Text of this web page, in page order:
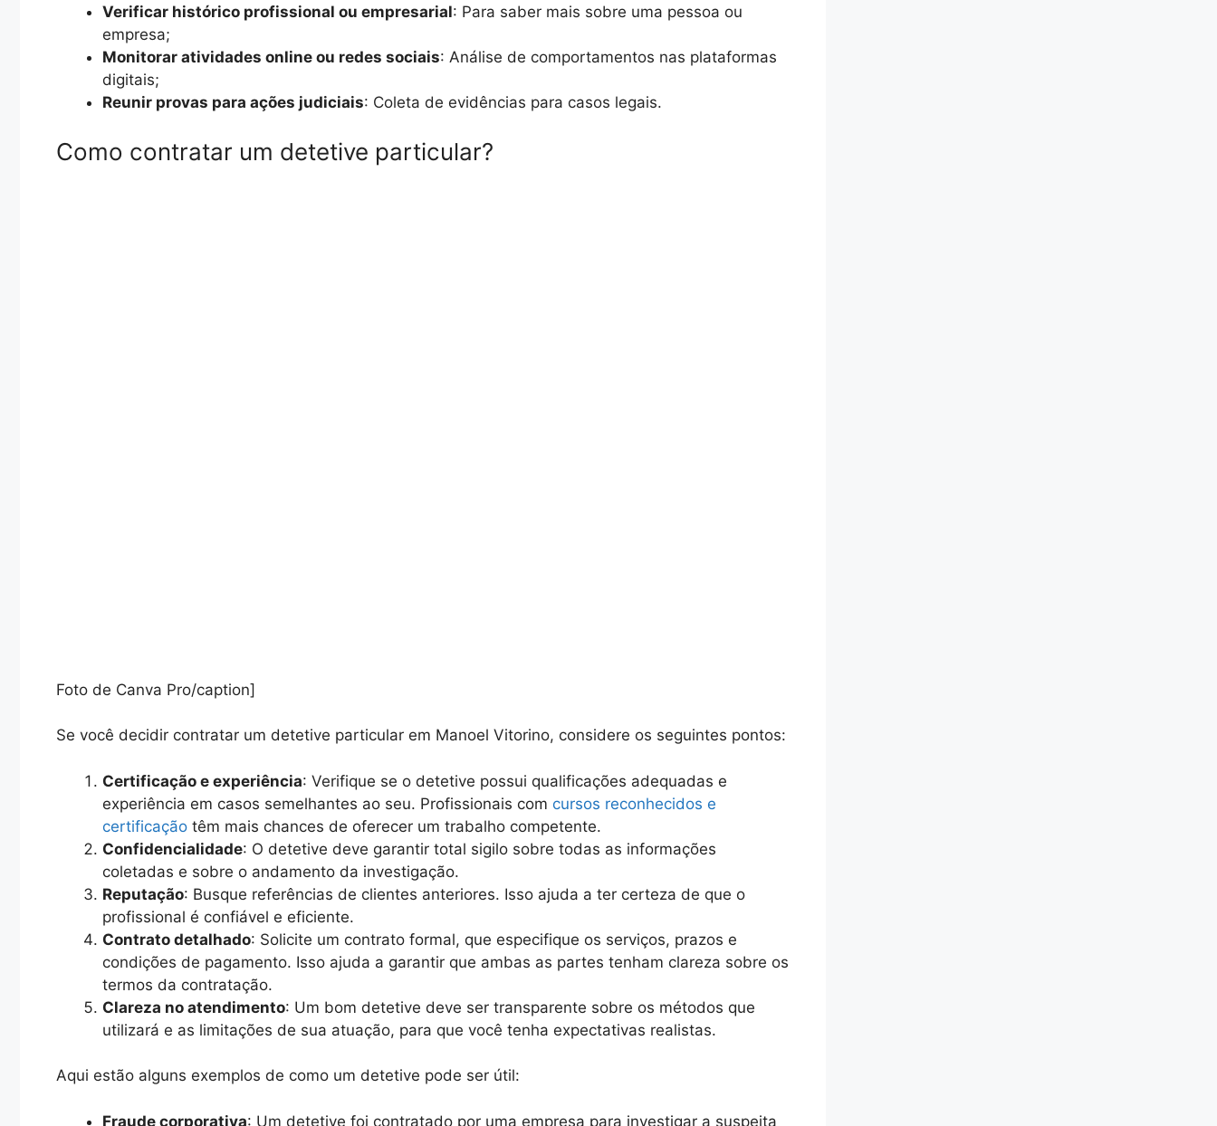
Verificar histórico profissional ou empresarial: Para saber mais sobre uma pessoa ou
empresa;
Monitorar atividades online ou redes sociais: Análise de comportamentos nas plataformas
digitais;
Reunir provas para ações judiciais: Coleta de evidências para casos legais.
Como contratar um detetive particular?
Foto de Canva Pro/caption]
Se você decidir contratar um detetive particular em Manoel Vitorino, considere os seguintes pontos:
Certificação e experiência: Verifique se o detetive possui qualificações adequadas e
experiência em casos semelhantes ao seu. Profissionais com cursos reconhecidos e
certificação têm mais chances de oferecer um trabalho competente.
Confidencialidade: O detetive deve garantir total sigilo sobre todas as informações
coletadas e sobre o andamento da investigação.
Reputação: Busque referências de clientes anteriores. Isso ajuda a ter certeza de que o
profissional é confiável e eficiente.
Contrato detalhado: Solicite um contrato formal, que especifique os serviços, prazos e
condições de pagamento. Isso ajuda a garantir que ambas as partes tenham clareza sobre os
termos da contratação.
Clareza no atendimento: Um bom detetive deve ser transparente sobre os métodos que
utilizará e as limitações de sua atuação, para que você tenha expectativas realistas.
Aqui estão alguns exemplos de como um detetive pode ser útil:
Fraude corporativa: Um detetive foi contratado por uma empresa para investigar a suspeita